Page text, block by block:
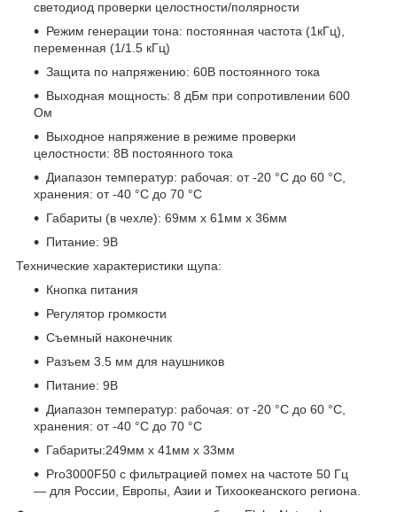
светодиод проверки целостности/полярности
Режим генерации тона: постоянная частота (1кГц),
переменная (1/1.5 кГц)
Защита по напряжению: 60В постоянного тока
Выходная мощность: 8 дБм при сопротивлении 600
Ом
Выходное напряжение в режиме проверки
целостности: 8В постоянного тока
Диапазон температур: рабочая: от -20 °C до 60 °C,
хранения: от -40 °C до 70 °C
Габариты (в чехле): 69мм x 61мм x 36мм
Питание: 9В
Технические характеристики щупа:
Кнопка питания
Регулятор громкости
Съемный наконечник
Разъем 3.5 мм для наушников
Питание: 9В
Диапазон температур: рабочая: от -20 °C до 60 °C,
хранения: от -40 °C до 70 °C
Габариты:249мм x 41мм x 33мм
Pro3000F50 с фильтрацией помех на частоте 50 Гц
— для России, Европы, Азии и Тихоокеанского региона.